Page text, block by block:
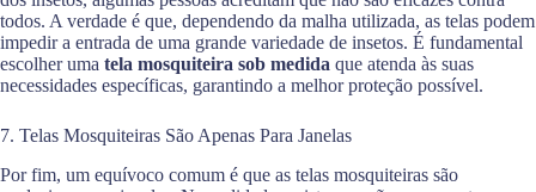
todos. A verdade é que, dependendo da malha utilizada, as telas podem
impedir a entrada de uma grande variedade de insetos. É fundamental
escolher uma tela mosquiteira sob medida que atenda às suas
necessidades específicas, garantindo a melhor proteção possível.
7. Telas Mosquiteiras São Apenas Para Janelas
Por fim, um equívoco comum é que as telas mosquiteiras são